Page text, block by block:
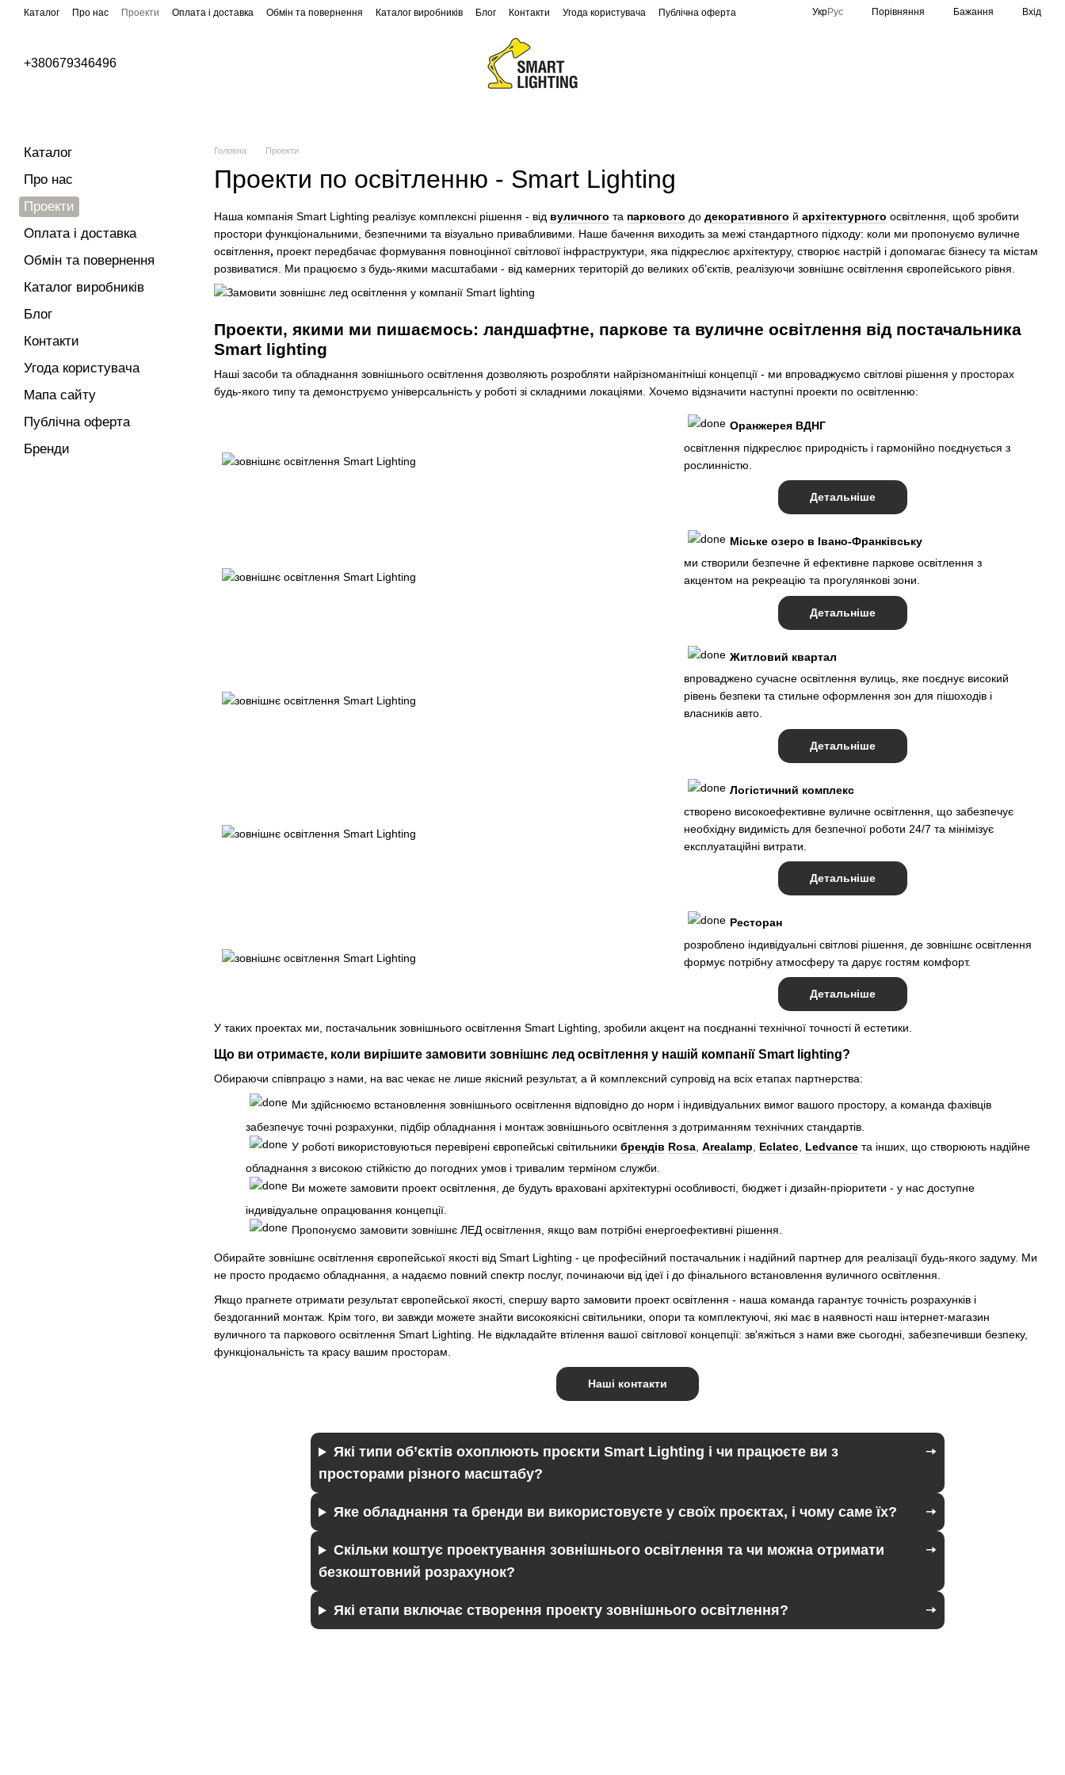
Перейти до основного контенту
Каталог Про нас Проекти Оплата і доставка Обмін та повернення Каталог виробників Блог Контакти Угода користувача
Публічна оферта
УкрРус Порівняння Бажання Вхід
+380679346496
Головна Проекти
Проекти по освітленню - Smart Lighting
Наша компанія Smart Lighting реалізує комплексні рішення - від вуличного та паркового до декоративного й архітектурного освітлення, щоб зробити
простори функціональними, безпечними та візуально привабливими. Наше бачення виходить за межі стандартного підходу: коли ми пропонуємо вуличне
освітлення, проект передбачає формування повноцінної світлової інфраструктури, яка підкреслює архітектуру, створює настрій і допомагає бізнесу та містам
розвиватися. Ми працюємо з будь-якими масштабами - від камерних територій до великих об’єктів, реалізуючи зовнішнє освітлення європейського рівня.
Проекти, якими ми пишаємось: ландшафтне, паркове та вуличне освітлення від постачальника
Smart lighting
Наші засоби та обладнання зовнішнього освітлення дозволяють розробляти найрізноманітніші концепції - ми впроваджуємо світлові рішення у просторах
будь-якого типу та демонструємо універсальність у роботі зі складними локаціями. Хочемо відзначити наступні проекти по освітленню:
Оранжерея ВДНГ
освітлення підкреслює природність і гармонійно поєднується з
рослинністю.
Детальніше
Міське озеро в Івано-Франківську
ми створили безпечне й ефективне паркове освітлення з
акцентом на рекреацію та прогулянкові зони.
Детальніше
Житловий квартал
впроваджено сучасне освітлення вулиць, яке поєднує високий
рівень безпеки та стильне оформлення зон для пішоходів і
власників авто.
Детальніше
Логістичний комплекс
створено високоефективне вуличне освітлення, що забезпечує
необхідну видимість для безпечної роботи 24/7 та мінімізує
експлуатаційні витрати.
Детальніше
Pесторан
розроблено індивідуальні світлові рішення, де зовнішнє освітлення
формує потрібну атмосферу та дарує гостям комфорт.
Детальніше
У таких проектах ми, постачальник зовнішнього освітлення Smart Lighting, зробили акцент на поєднанні технічної точності й естетики.
Що ви отримаєте, коли вирішите замовити зовнішнє лед освітлення у нашій компанії Smart lighting?
Обираючи співпрацю з нами, на вас чекає не лише якісний результат, а й комплексний супровід на всіх етапах партнерства:
Ми здійснюємо встановлення зовнішнього освітлення відповідно до норм і індивідуальних вимог вашого простору, а команда фахівців
забезпечує точні розрахунки, підбір обладнання і монтаж зовнішнього освітлення з дотриманням технічних стандартів.
У роботі використовуються перевірені європейські світильники брендів Rosa Arealamp Eclatec Ledvance та інших, що створюють надійне
обладнання з високою стійкістю до погодних умов і тривалим терміном служби.
Ви можете замовити проект освітлення, де будуть враховані архітектурні особливості, бюджет і дизайн-пріоритети - у нас доступне
індивідуальне опрацювання концепції.
Пропонуємо замовити зовнішнє ЛЕД освітлення, якщо вам потрібні енергоефективні рішення.
Обирайте зовнішнє освітлення європейської якості від Smart Lighting - це професійний постачальник і надійний партнер для реалізації будь-якого задуму. Ми
не просто продаємо обладнання, а надаємо повний спектр послуг, починаючи від ідеї і до фінального встановлення вуличного освітлення.
Якщо прагнете отримати результат європейської якості, спершу варто замовити проект освітлення - наша команда гарантує точність розрахунків і
бездоганний монтаж. Крім того, ви завжди можете знайти високоякісні світильники, опори та комплектуючі, які має в наявності наш інтернет-магазин
вуличного та паркового освітлення Smart Lighting. Не відкладайте втілення вашої світлової концепції: зв'яжіться з нами вже сьогодні, забезпечивши безпеку,
функціональність та красу вашим просторам.
Наші контакти
Які типи об’єктів охоплюють проєкти Smart Lighting і чи працюєте ви з
просторами різного масштабу?
Яке обладнання та бренди ви використовуєте у своїх проєктах, і чому саме їх?
Скільки коштує проектування зовнішнього освітлення та чи можна отримати
безкоштовний розрахунок?
Які етапи включає створення проекту зовнішнього освітлення?
Каталог
Про нас
Проекти
Оплата і доставка
Обмін та повернення
Каталог виробників
Блог
Контакти
Угода користувача
Мапа сайту
Публічна оферта
Бренди